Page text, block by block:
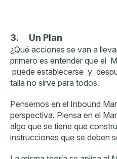
3. Un Plan
¿Qué acciones se van a
primero es entender que el
puede establecerse y
talla no sirve para todos.
Pensemos en el Inbound
perspectiva. Piensa en el
algo que se tiene que
instrucciones que se deben